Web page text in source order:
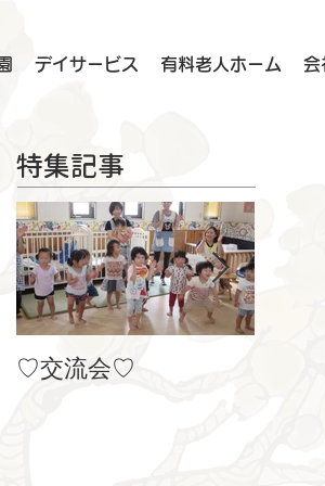
デイサービス 有料老人ホーム 会
特集記事
♡交流会♡